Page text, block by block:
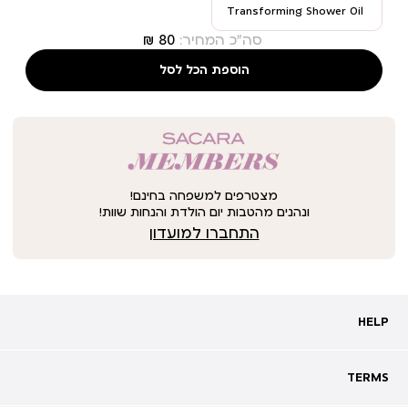
Transforming Shower Oil
סה"כ המחיר:
הוספת הכל לסל
מצטרפים למשפחה בחינם!
ונהנים מהטבות יום הולדת והנחות שוות!
התחברו למועדון
HELP
HELP
שאלות ותשובות
TERMS
TERMS